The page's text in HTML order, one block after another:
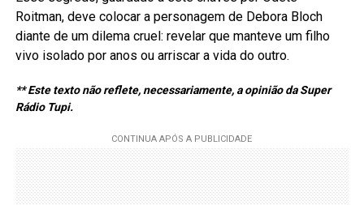
Roitman, deve colocar a personagem de Debora Bloch
diante de um dilema cruel: revelar que manteve um filho
vivo isolado por anos ou arriscar a vida do outro.
** Este texto não reflete, necessariamente, a opinião da Super
Rádio Tupi.